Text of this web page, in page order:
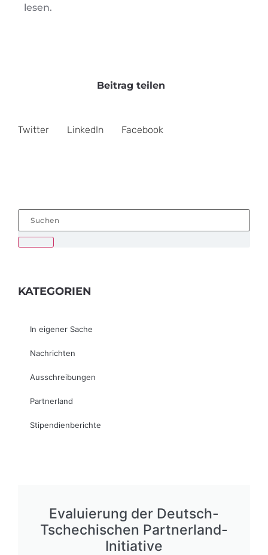
lesen.
Beitrag teilen
Twitter LinkedIn Facebook
KATEGORIEN
In eigener Sache
Nachrichten
Ausschreibungen
Partnerland
Stipendienberichte
Evaluierung der Deutsch-
Tschechischen Partnerland-
Initiative